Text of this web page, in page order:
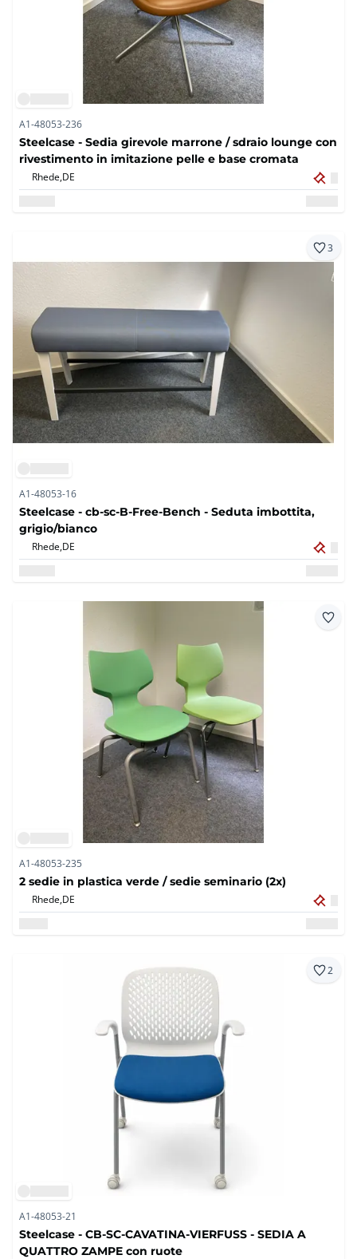
A1-48053-236
Steelcase - Sedia girevole marrone / sdraio lounge con
rivestimento in imitazione pelle e base cromata
Rhede,DE
3
A1-48053-16
Steelcase - cb-sc-B-Free-Bench - Seduta imbottita,
grigio/bianco
Rhede,DE
A1-48053-235
2 sedie in plastica verde / sedie seminario (2x)
Rhede,DE
2
A1-48053-21
Steelcase - CB-SC-CAVATINA-VIERFUSS - SEDIA A
QUATTRO ZAMPE con ruote